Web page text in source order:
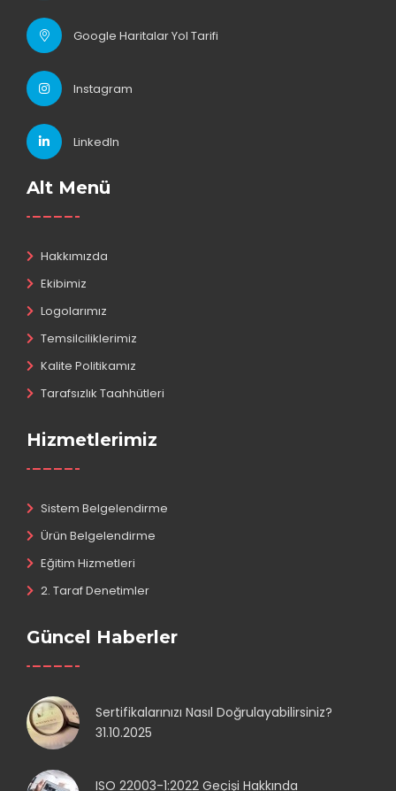
Google Haritalar Yol Tarifi
Instagram
LinkedIn
Alt Menü
Hakkımızda
Ekibimiz
Logolarımız
Temsilciliklerimiz
Kalite Politikamız
Tarafsızlık Taahhütleri
Hizmetlerimiz
Sistem Belgelendirme
Ürün Belgelendirme
Eğitim Hizmetleri
2. Taraf Denetimler
Güncel Haberler
Sertifikalarınızı Nasıl Doğrulayabilirsiniz?
31.10.2025
ISO 22003-1:2022 Geçişi Hakkında